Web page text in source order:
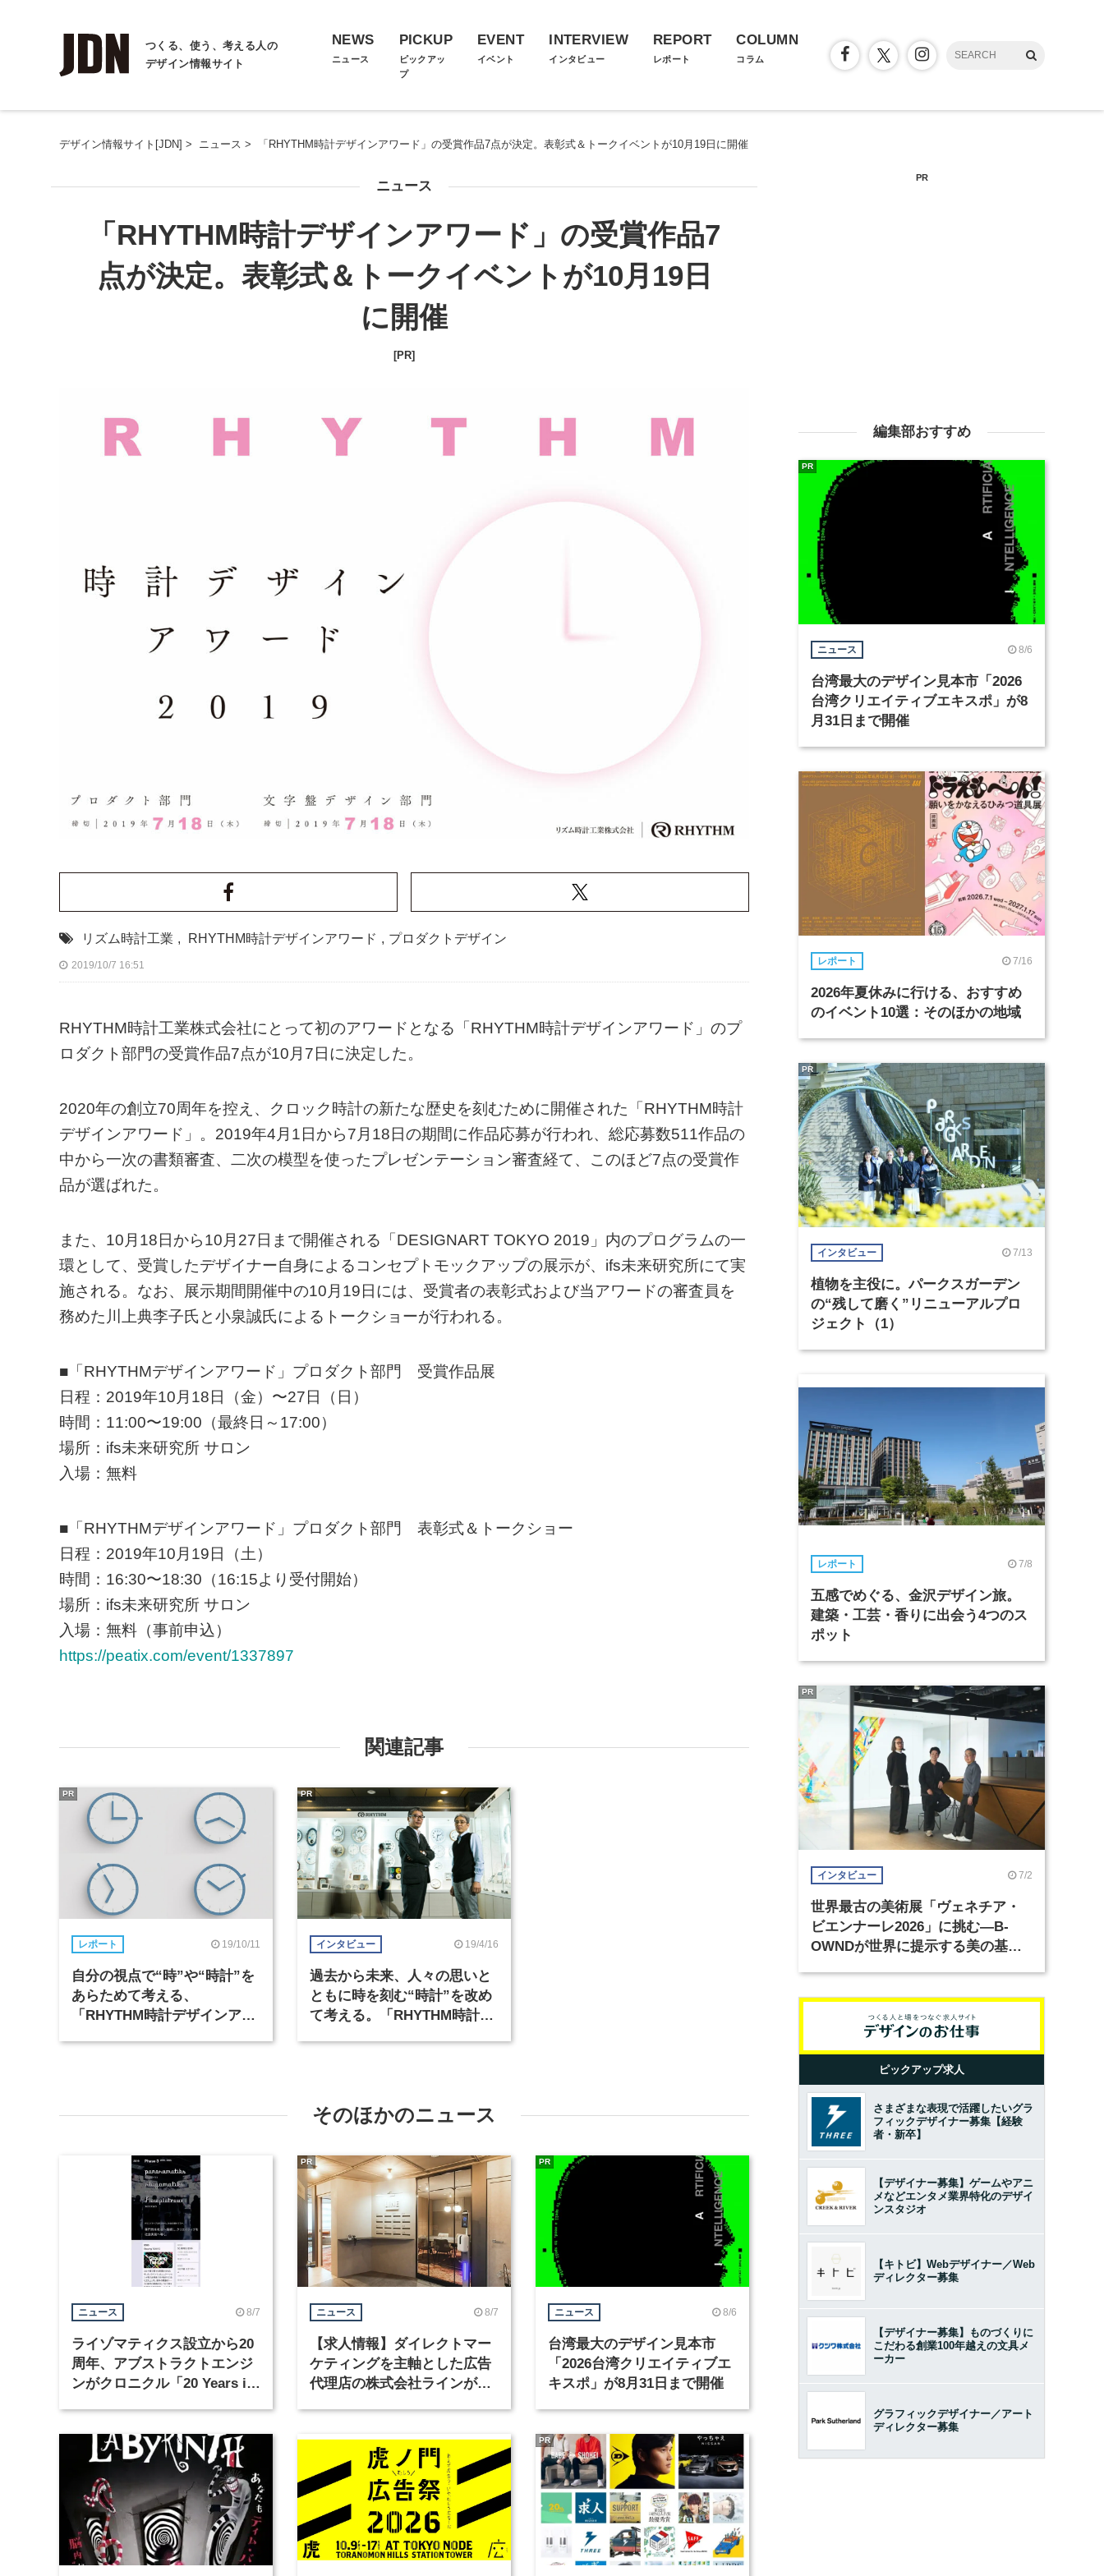
つくる、使う、考える人の
デザイン情報サイト
NEWS
ニュース
PICKUP
ピックアッ
プ
EVENT
イベント
INTERVIEW
インタビュー
REPORT
レポート
COLUMN
コラム
デザイン情報サイト[JDN] > ニュース > 「RHYTHM時計デザインアワード」の受賞作品7点が決定。表彰式＆トークイベントが10月19日に開催
ニュース
「RHYTHM時計デザインアワード」の受賞作品7
点が決定。表彰式＆トークイベントが10月19日
に開催
[PR]
リズム時計工業 , RHYTHM時計デザインアワード , プロダクトデザイン
2019/10/7 16:51
RHYTHM時計工業株式会社にとって初のアワードとなる「RHYTHM時計デザインアワード」のプ
ロダクト部門の受賞作品7点が10月7日に決定した。
2020年の創立70周年を控え、クロック時計の新たな歴史を刻むために開催された「RHYTHM時計
デザインアワード」。2019年4月1日から7月18日の期間に作品応募が行われ、総応募数511作品の
中から一次の書類審査、二次の模型を使ったプレゼンテーション審査経て、このほど7点の受賞作
品が選ばれた。
また、10月18日から10月27日まで開催される「DESIGNART TOKYO 2019」内のプログラムの一
環として、受賞したデザイナー自身によるコンセプトモックアップの展示が、ifs未来研究所にて実
施される。なお、展示期間開催中の10月19日には、受賞者の表彰式および当アワードの審査員を
務めた川上典李子氏と小泉誠氏によるトークショーが行われる。
■「RHYTHMデザインアワード」プロダクト部門 受賞作品展
日程：2019年10月18日（金）〜27日（日）
時間：11:00〜19:00（最終日～17:00）
場所：ifs未来研究所 サロン
入場：無料
■「RHYTHMデザインアワード」プロダクト部門 表彰式＆トークショー
日程：2019年10月19日（土）
時間：16:30〜18:30（16:15より受付開始）
場所：ifs未来研究所 サロン
入場：無料（事前申込）
https://peatix.com/event/1337897
関連記事
レポート 19/10/11
自分の視点で“時”や“時計”を
あらためて考える、
「RHYTHM時計デザインアワ
PR
インタビュー 19/4/16
過去から未来、人々の思いと
ともに時を刻む“時計”を改め
て考える。「RHYTHM時計デ
PR
そのほかのニュース
ニュース 8/7
ライゾマティクス設立から20
周年、アブストラクトエンジ
ンがクロニクル「20 Years in
ニュース 8/7
【求人情報】ダイレクトマー
ケティングを主軸とした広告
代理店の株式会社ラインが、
PR
ニュース 8/6
台湾最大のデザイン見本市
「2026台湾クリエイティブエ
キスポ」が8月31日まで開催
PR
PR
PR
編集部おすすめ
ニュース 8/6
台湾最大のデザイン見本市「2026
台湾クリエイティブエキスポ」が8
月31日まで開催
PR
レポート 7/16
2026年夏休みに行ける、おすすめ
のイベント10選：そのほかの地域
インタビュー 7/13
植物を主役に。パークスガーデン
の“残して磨く”リニューアルプロ
ジェクト（1）
PR
レポート 7/8
五感でめぐる、金沢デザイン旅。
建築・工芸・香りに出会う4つのス
ポット
インタビュー 7/2
世界最古の美術展「ヴェネチア・
ビエンナーレ2026」に挑む―B-
OWNDが世界に提示する美の基準
PR
ピックアップ求人
さまざまな表現で活躍したいグラ
フィックデザイナー募集【経験
者・新卒】
【デザイナー募集】ゲームやアニ
メなどエンタメ業界特化のデザイ
ンスタジオ
【キトビ】Webデザイナー／Web
ディレクター募集
【デザイナー募集】ものづくりに
こだわる創業100年越えの文具メ
ーカー
グラフィックデザイナー／アート
ディレクター募集